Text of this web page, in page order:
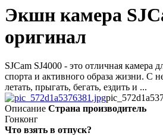
Экшн камера
оригинал
SJCam SJ4000 - это отличная камера
спорта и активного образа жизни. С
летать, прыгать, бегать, ездить и ...
Описание Страна производитель
Гонконг
Что взять в отпуск?